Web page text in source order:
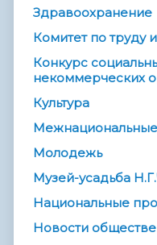
Здравоохранение
Комитет по труду
Конкурс
некоммерческих
Культура
Молодежь
Музей-усадьба
Национальные
Новости